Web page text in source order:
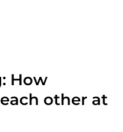
How
other at